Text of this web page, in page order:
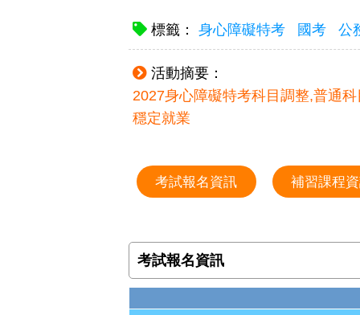
標籤： 身心障礙特考 國考 公
活動摘要：
2027身心障礙特考科目調整,普通
穩定就業
考試報名資訊 補習課程
考試報名資訊